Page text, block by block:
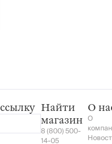
Найти
магазин
8 (800) 500-
14-05
О
О